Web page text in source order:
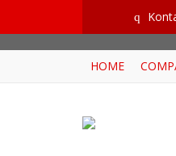
google-site-
q
HOME